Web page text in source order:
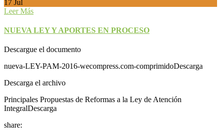
17 Jul
Leer Más
NUEVA LEY Y APORTES EN PROCESO
Descargue el documento
nueva-LEY-PAM-2016-wecompress.com-comprimidoDescarga
Descarga el archivo
Principales Propuestas de Reformas a la Ley de Atención
IntegralDescarga
share: